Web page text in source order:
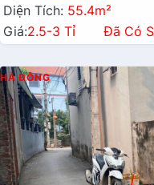
Diện Tích: 55.4m²
Giá:2.5-3 Tỉ Đã Có
HÀ ĐÔNG